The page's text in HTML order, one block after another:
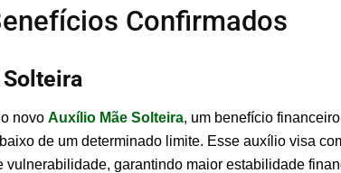
Confirmados
novo Auxílio Mãe Solteira, um benefício
de um determinado limite. Esse auxílio visa
vulnerabilidade, garantindo maior estabilidade